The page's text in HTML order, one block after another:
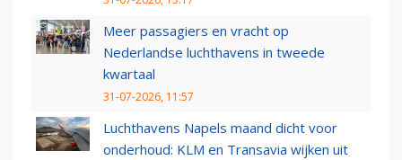
Meer passagiers en vracht op
Nederlandse luchthavens in tweede
kwartaal
31-07-2026, 11:57
Luchthavens Napels maand dicht voor
onderhoud: KLM en Transavia wijken uit